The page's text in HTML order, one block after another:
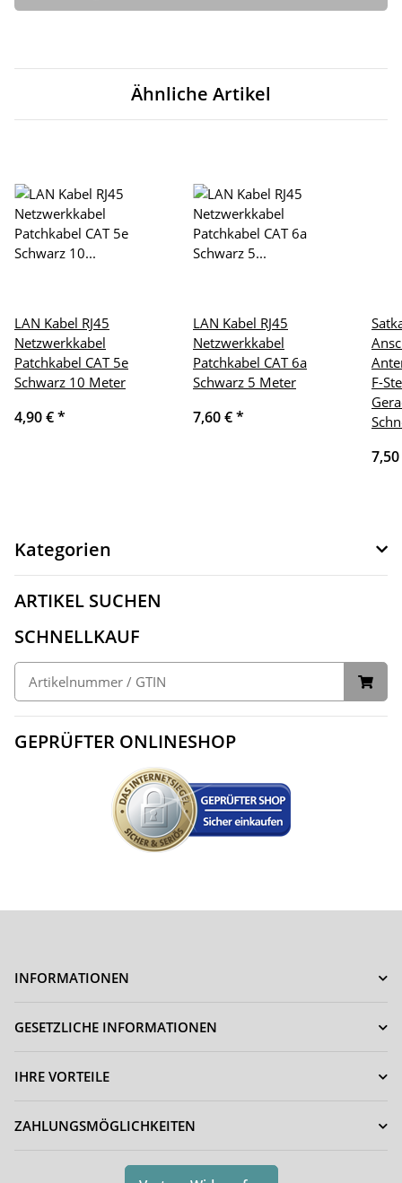
Ähnliche Artikel
LAN Kabel RJ45
Netzwerkkabel
Patchkabel CAT 5e
Schwarz 10 Meter
4,90 €*
LAN Kabel RJ45
Netzwerkkabel
Patchkabel CAT 6a
Schwarz 5 Meter
7,60 €*
F-
Kategorien
ARTIKEL SUCHEN
SCHNELLKAUF
GEPRÜFTER ONLINESHOP
INFORMATIONEN
GESETZLICHE INFORMATIONEN
IHRE VORTEILE
ZAHLUNGSMÖGLICHKEITEN